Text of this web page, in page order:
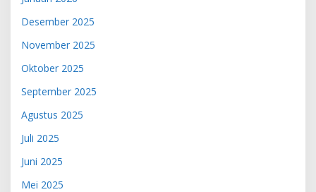
Desember 2025
November 2025
Oktober 2025
September 2025
Agustus 2025
Juli 2025
Juni 2025
Mei 2025